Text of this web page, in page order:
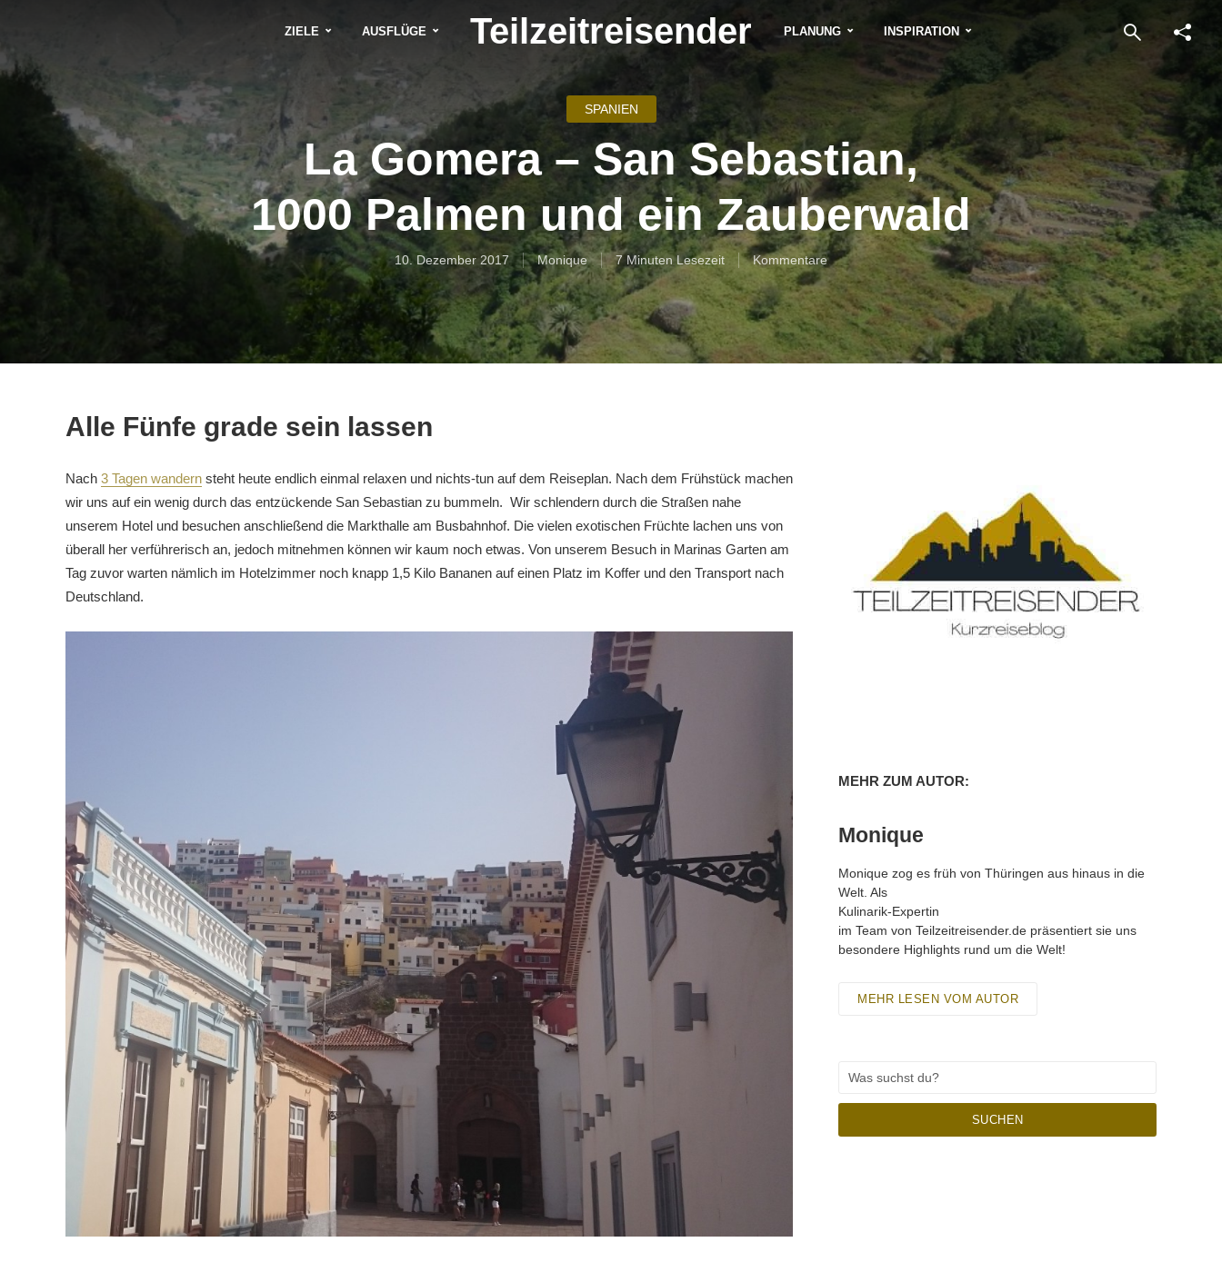
ZIELE AUSFLÜGE Teilzeitreisender PLANUNG INSPIRATION
SPANIEN
La Gomera – San Sebastian,
1000 Palmen und ein Zauberwald
10. Dezember 2017 Monique 7 Minuten Lesezeit Kommentare
Alle Fünfe grade sein lassen
Nach 3 Tagen wandern steht heute endlich einmal relaxen und nichts-tun auf dem Reiseplan. Nach dem Frühstück machen
wir uns auf ein wenig durch das entzückende San Sebastian zu bummeln. Wir schlendern durch die Straßen nahe
unserem Hotel und besuchen anschließend die Markthalle am Busbahnhof. Die vielen exotischen Früchte lachen uns von
überall her verführerisch an, jedoch mitnehmen können wir kaum noch etwas. Von unserem Besuch in Marinas Garten am
Tag zuvor warten nämlich im Hotelzimmer noch knapp 1,5 Kilo Bananen auf einen Platz im Koffer und den Transport nach
Deutschland.
MEHR ZUM AUTOR:
Monique
Monique zog es früh von Thüringen aus hinaus in die
Welt. Als
Kulinarik-Expertin
im Team von Teilzeitreisender.de präsentiert sie uns
besondere Highlights rund um die Welt!
MEHR LESEN VOM AUTOR
SUCHEN